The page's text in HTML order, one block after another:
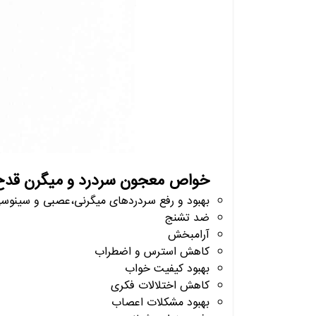
خواص معجون سردرد و میگرن
بهبود و رفع سردردهای میگرنی،عصبی و
ضد تشنج
آرامبخش
کاهش استرس و اضطراب
بهبود کیفیت خواب
کاهش اختلالات فکری
بهبود مشکلات اعصاب